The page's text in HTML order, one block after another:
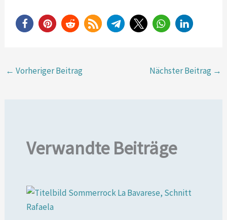
← Vorheriger Beitrag Nächster Beitrag →
Verwandte Beiträge